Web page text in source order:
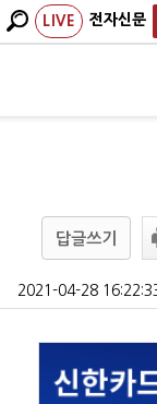
LIVE 전자신문
답글쓰기
2021-04-28